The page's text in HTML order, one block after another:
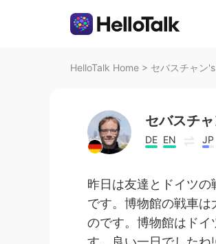
HelloTalk Home > セバスチャン
セバスチ
DE EN JP
昨日は友達とドイツ
です。博物館の戦車は
のです。博物館はドイ